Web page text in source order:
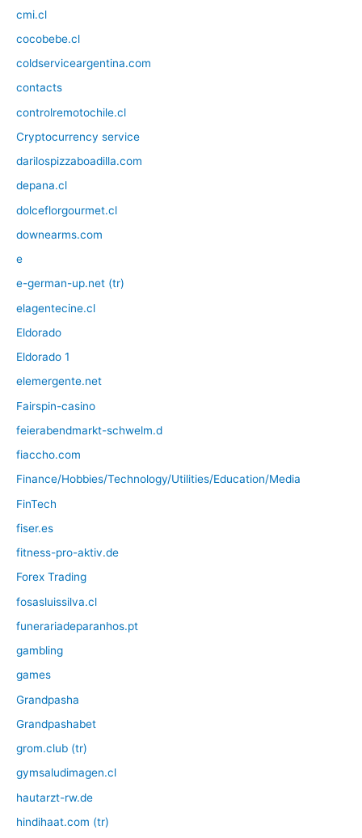
cmi.cl
cocobebe.cl
coldserviceargentina.com
contacts
controlremotochile.cl
Cryptocurrency service
darilospizzaboadilla.com
depana.cl
dolceflorgourmet.cl
downearms.com
e
e-german-up.net (tr)
elagentecine.cl
Eldorado
Eldorado 1
elemergente.net
Fairspin-casino
feierabendmarkt-schwelm.d
fiaccho.com
Finance/Hobbies/Technology/Utilities/Education/Media
FinTech
fiser.es
fitness-pro-aktiv.de
Forex Trading
fosasluissilva.cl
funerariadeparanhos.pt
gambling
games
Grandpasha
Grandpashabet
grom.club (tr)
gymsaludimagen.cl
hautarzt-rw.de
hindihaat.com (tr)